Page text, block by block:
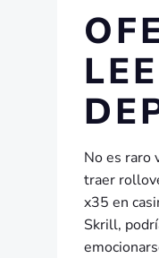
No es raro
traer
x35 en
Skrill,